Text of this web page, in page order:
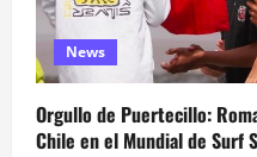
News
Orgullo de Puertecillo:
Chile en el Mundial de Surf